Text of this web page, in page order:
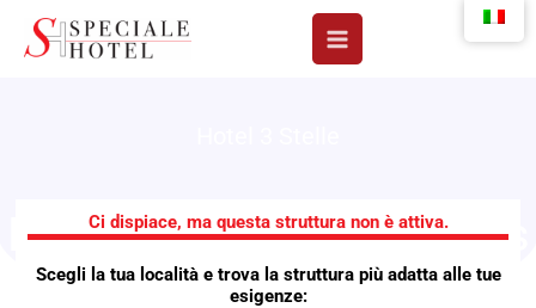
Ci dispiace, ma questa struttura non è attiva.
Scegli la tua località e trova la struttura più adatta alle tue
esigenze:
Hotel Residence Charles